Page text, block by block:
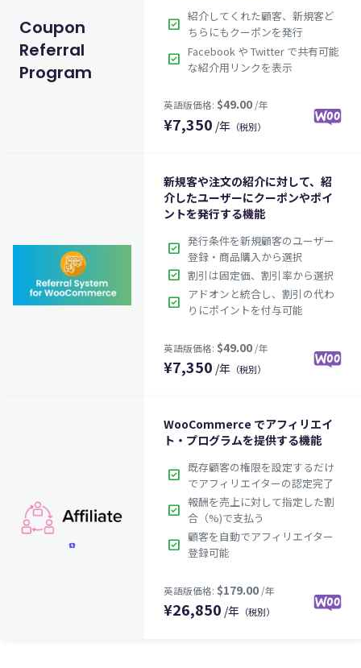
Coupon
Referral
Program
check_box 紹介してくれた顧客、新規客ど
ちらにもクーポンを発行
check_box Facebook や Twitter で共有可能
な紹介用リンクを表示
英語版価格:$49.00/年
¥7,350 /年 （税別）
新規客や注文の紹介に対して、紹
介したユーザーにクーポンやポイ
ントを発行する機能
check_box 発行条件を新規顧客のユーザー
登録・商品購入から選択
check_box 割引は固定価、割引率から選択
check_box
アドオンと統合し、割引の代わ
りにポイントを付与可能
英語版価格: $49.00 /年
¥7,350 /年 （税別）
WooCommerce でアフィリエイ
ト・プログラムを提供する機能
check_box 既存顧客の権限を設定するだけ
でアフィリエイターの認定完了
check_box 報酬を売上に対して指定した割
合（%)で支払う
check_box 顧客を自動でアフィリエイター
登録可能
¥26,850 /年 （税別）